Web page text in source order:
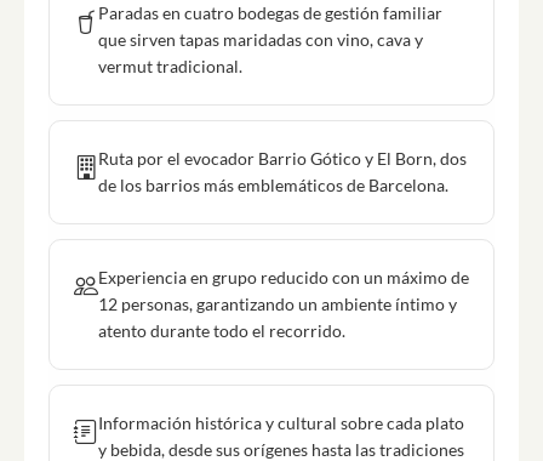
Paradas en cuatro bodegas de gestión familiar
que sirven tapas maridadas con vino, cava y
vermut tradicional.
Ruta por el evocador Barrio Gótico y El Born, dos
de los barrios más emblemáticos de Barcelona.
Experiencia en grupo reducido con un máximo de
12 personas, garantizando un ambiente íntimo y
atento durante todo el recorrido.
Información histórica y cultural sobre cada plato
y bebida, desde sus orígenes hasta las tradiciones